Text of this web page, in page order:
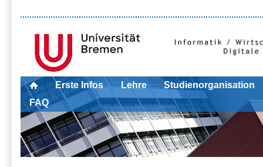
Erste Infos Lehre
Studienorganisation
FAQ